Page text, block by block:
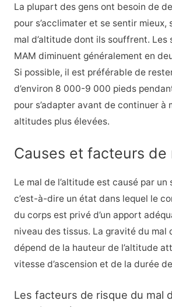
La plupart des gens ont besoin de
pour s’acclimater et se sentir mieux,
mal d’altitude dont ils souffrent. Les
MAM diminuent généralement en
Si possible, il est préférable de
d’environ 8 000-9 000 pieds
pour s’adapter avant de continuer à
altitudes plus élevées.
Causes et facteurs de
Le mal de l’altitude est causé par un
c’est-à-dire un état dans lequel le
du corps est privé d’un apport
niveau des tissus. La gravité du mal
dépend de la hauteur de l’altitude
vitesse d’ascension et de la durée
Les facteurs de risque du mal